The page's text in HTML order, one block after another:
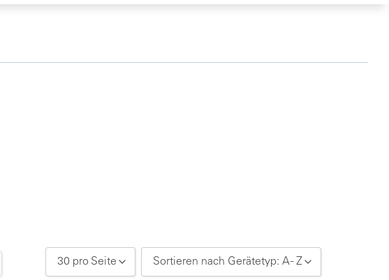
30 pro Seite Sortieren nach Gerätetyp: A - Z